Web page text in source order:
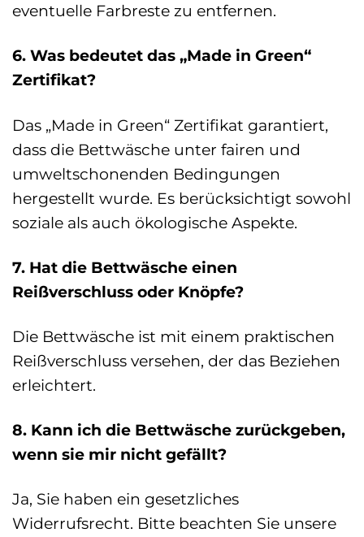
eventuelle Farbreste zu entfernen.
6. Was bedeutet das „Made in Green“
Zertifikat?
Das „Made in Green“ Zertifikat garantiert,
dass die Bettwäsche unter fairen und
umweltschonenden Bedingungen
hergestellt wurde. Es berücksichtigt sowohl
soziale als auch ökologische Aspekte.
7. Hat die Bettwäsche einen
Reißverschluss oder Knöpfe?
Die Bettwäsche ist mit einem praktischen
Reißverschluss versehen, der das Beziehen
erleichtert.
8. Kann ich die Bettwäsche zurückgeben,
wenn sie mir nicht gefällt?
Ja, Sie haben ein gesetzliches
Widerrufsrecht. Bitte beachten Sie unsere